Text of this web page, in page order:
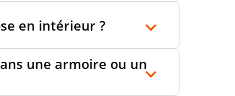
en intérieur ?
une armoire ou un